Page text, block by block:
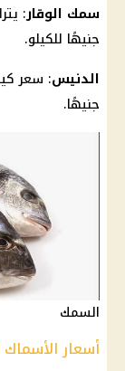
سمك الوقار
جنيهًا للكيلو.
الدنيس
جنيهًا.
السمك
أسعار